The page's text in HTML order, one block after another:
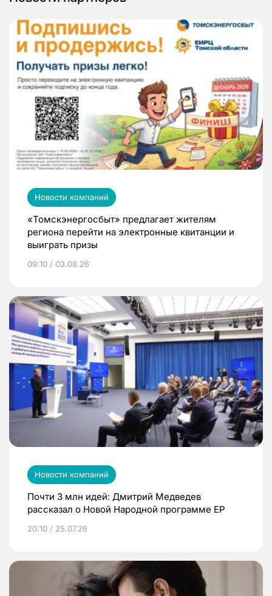
Новости компаний
«Томскэнергосбыт» предлагает жителям
региона перейти на электронные квитанции и
выиграть призы
09:10 / 03.08.26
Новости компаний
Почти 3 млн идей: Дмитрий Медведев
рассказал о Новой Народной программе ЕР
20:10 / 25.07.26